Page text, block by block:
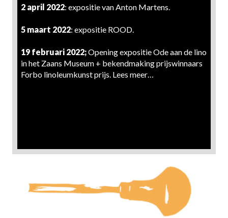
2 april 2022: expositie van Anton Martens.
5 maart 2022: expositie ROOD.
19 februari 2022;Opening expositie Ode aan de lino
in het Zaans Museum + bekendmaking prijswinnaars
Forbo linoleumkunst prijs. Lees meer…